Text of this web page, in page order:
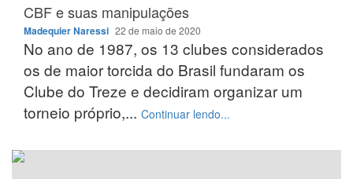
CBF e suas manipulações
Madequier Naressi 22 de maio de 2020
No ano de 1987, os 13 clubes considerados
os de maior torcida do Brasil fundaram os
Clube do Treze e decidiram organizar um
torneio próprio,... Continuar lendo...